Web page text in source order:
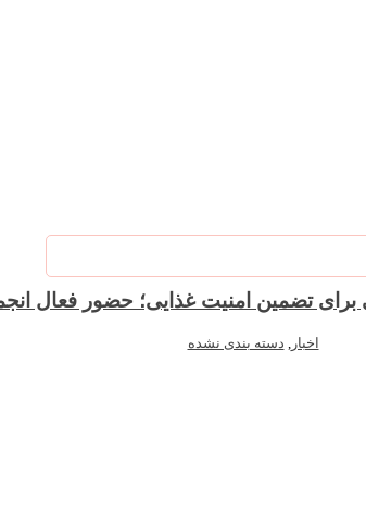
تضمین امنیت غذایی؛ حضور فعال
اخبار, دسته بندی نشده